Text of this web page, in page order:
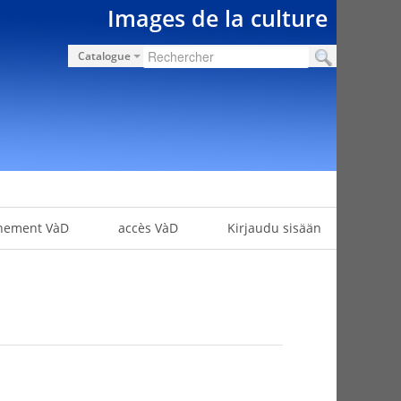
Images de la culture
Catalogue
VàD accès VàD Kirjaudu sisään